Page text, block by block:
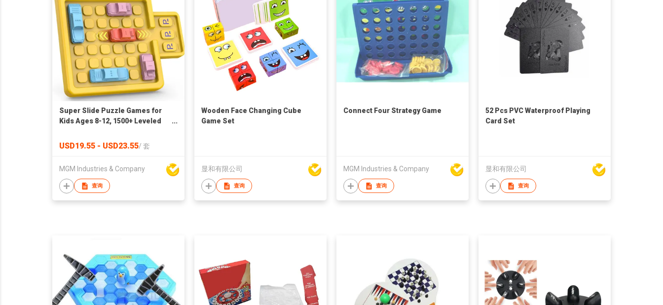
Super Slide Puzzle Games for
Kids Ages 8-12, 1500+ Leveled
for Adult Interactive Fidget Toys
Educational Learning Toys for
Men Women
USD19.55 - USD23.55/ 套
MGM Industries & Company
查询
Wooden Face Changing Cube
Game Set
显和有限公司
查询
Connect Four Strategy Game
MGM Industries & Company
查询
52 Pcs PVC Waterproof Playing
Card Set
显和有限公司
查询